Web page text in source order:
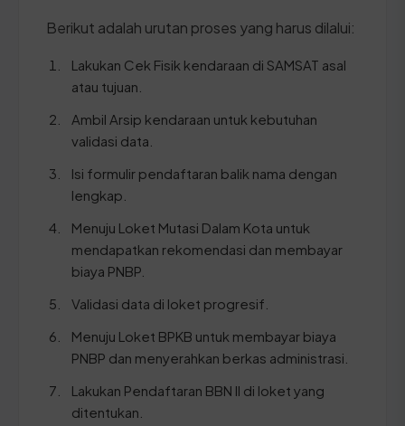
Berikut adalah urutan proses yang harus dilalui:
Lakukan Cek Fisik kendaraan di SAMSAT asal
atau tujuan.
Ambil Arsip kendaraan untuk kebutuhan
validasi data.
Isi formulir pendaftaran balik nama dengan
lengkap.
Menuju Loket Mutasi Dalam Kota untuk
mendapatkan rekomendasi dan membayar
biaya PNBP.
Validasi data di loket progresif.
Menuju Loket BPKB untuk membayar biaya
PNBP dan menyerahkan berkas administrasi.
Lakukan Pendaftaran BBN II di loket yang
ditentukan.